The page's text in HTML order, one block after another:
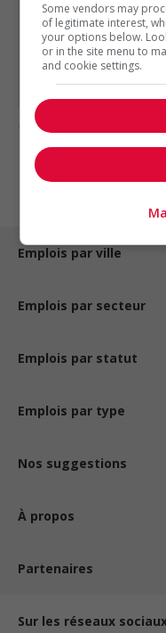
Autres offres de
Frigoriste compagnon
Charpentier-menuisier
1 - 3 de 3 résultats
Emplois par ville
Emplois par secteur
Emplois par statut
Emplois par type
Nos suggestions
À propos
Partenaires
Sur les réseaux
Some vendors may
of legitimate interest,
your options below.
or in the site menu to
and cookie settings.